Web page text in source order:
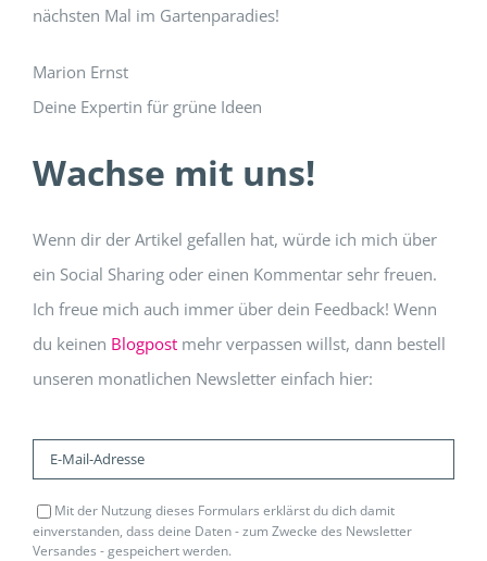
nächsten Mal im Gartenparadies!
Marion Ernst
Deine Expertin für grüne Ideen
Wachse mit uns!
Wenn dir der Artikel gefallen hat, würde ich mich über
ein Social Sharing oder einen Kommentar sehr freuen.
Ich freue mich auch immer über dein Feedback! Wenn
du keinen Blogpostmehr verpassen willst, dann bestell
unseren monatlichen Newsletter einfach hier:
Mit der Nutzung dieses Formulars erklärst du dich damit
einverstanden, dass deine Daten - zum Zwecke des Newsletter
Versandes - gespeichert werden.